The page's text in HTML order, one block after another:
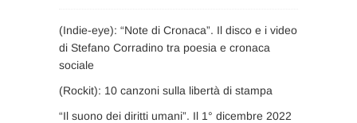
(Indie-eye): “Note di Cronaca”. Il disco e i video
di Stefano Corradino tra poesia e cronaca
sociale
(Rockit): 10 canzoni sulla libertà di stampa
“Il suono dei diritti umani”. Il 1° dicembre 2022